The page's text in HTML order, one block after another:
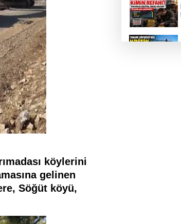
köylerini
gelinen
Söğüt köyü,